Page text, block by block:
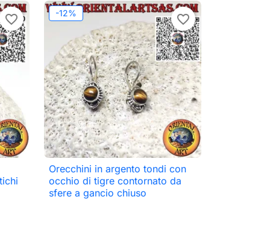
favorite_border -12% favorite_border
 Anteprima
Orecchini in argento tondi con
occhio di tigre contornato da
sfere a gancio chiuso